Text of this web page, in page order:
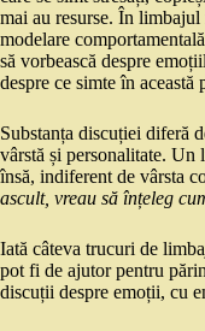
mai au resurse. În limbajul
modelare
să vorbească despre
despre ce simte în această
Substanța discuției diferă
vârstă și personalitate. Un
însă, indiferent de vârsta
ascult, vreau să înțeleg
Iată câteva trucuri de
pot fi de ajutor pentru
discuții despre emoții, cu